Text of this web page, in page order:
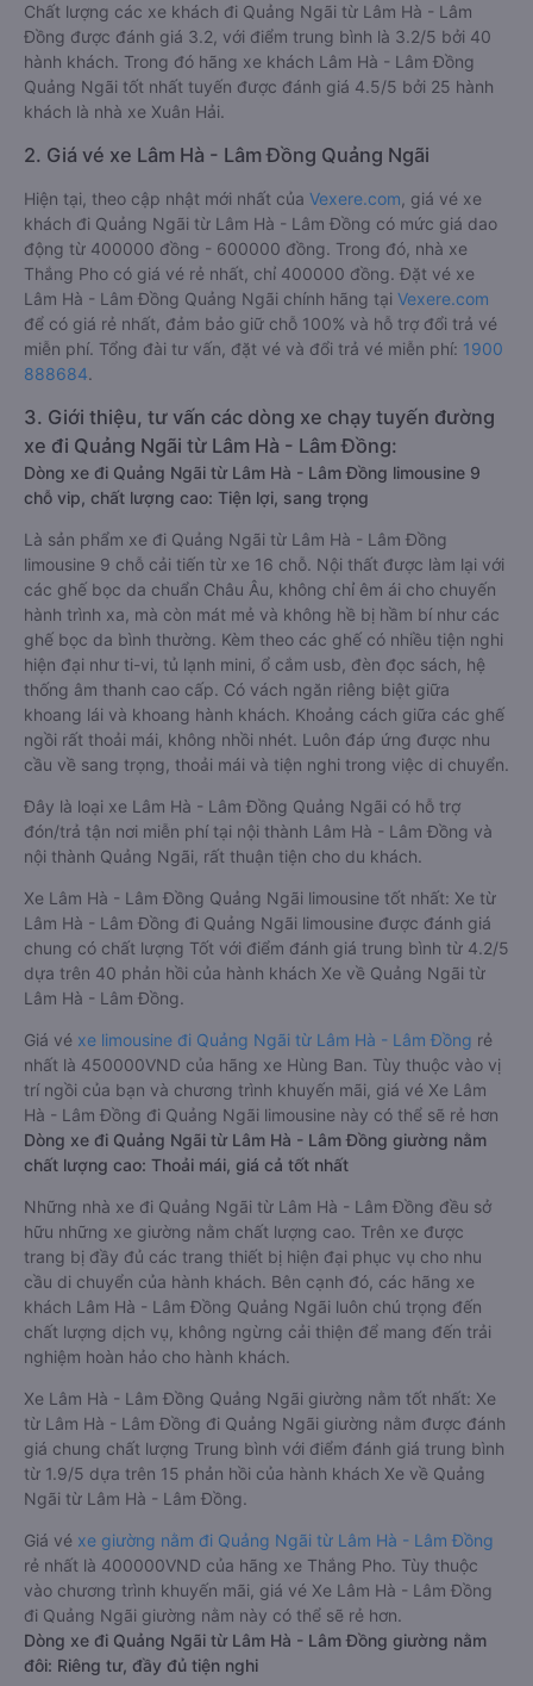
Chất lượng các xe khách đi Quảng Ngãi từ Lâm Hà - Lâm
Đồng được đánh giá 3.2, với điểm trung bình là 3.2/5 bởi 40
hành khách. Trong đó hãng xe khách Lâm Hà - Lâm Đồng
Quảng Ngãi tốt nhất tuyến được đánh giá 4.5/5 bởi 25 hành
khách là nhà xe Xuân Hải.
2. Giá vé xe Lâm Hà - Lâm Đồng Quảng Ngãi
Hiện tại, theo cập nhật mới nhất của Vexere.com , giá vé xe
khách đi Quảng Ngãi từ Lâm Hà - Lâm Đồng có mức giá dao
động từ 400000 đồng - 600000 đồng. Trong đó, nhà xe
Thắng Pho có giá vé rẻ nhất, chỉ 400000 đồng. Đặt vé xe
Lâm Hà - Lâm Đồng Quảng Ngãi chính hãng tại Vexere.com
để có giá rẻ nhất, đảm bảo giữ chỗ 100% và hỗ trợ đổi trả vé
miễn phí. Tổng đài tư vấn, đặt vé và đổi trả vé miễn phí: 1900
888684.
3. Giới thiệu, tư vấn các dòng xe chạy tuyến đường
xe đi Quảng Ngãi từ Lâm Hà - Lâm Đồng:
Dòng xe đi Quảng Ngãi từ Lâm Hà - Lâm Đồng limousine 9
chỗ vip, chất lượng cao: Tiện lợi, sang trọng
Là sản phẩm xe đi Quảng Ngãi từ Lâm Hà - Lâm Đồng
limousine 9 chỗ cải tiến từ xe 16 chỗ. Nội thất được làm lại với
các ghế bọc da chuẩn Châu Âu, không chỉ êm ái cho chuyến
hành trình xa, mà còn mát mẻ và không hề bị hầm bí như các
ghế bọc da bình thường. Kèm theo các ghế có nhiều tiện nghi
hiện đại như ti-vi, tủ lạnh mini, ổ cắm usb, đèn đọc sách, hệ
thống âm thanh cao cấp. Có vách ngăn riêng biệt giữa
khoang lái và khoang hành khách. Khoảng cách giữa các ghế
ngồi rất thoải mái, không nhồi nhét. Luôn đáp ứng được nhu
cầu về sang trọng, thoải mái và tiện nghi trong việc di chuyển.
Đây là loại xe Lâm Hà - Lâm Đồng Quảng Ngãi có hỗ trợ
đón/trả tận nơi miễn phí tại nội thành Lâm Hà - Lâm Đồng và
nội thành Quảng Ngãi, rất thuận tiện cho du khách.
Xe Lâm Hà - Lâm Đồng Quảng Ngãi limousine tốt nhất: Xe từ
Lâm Hà - Lâm Đồng đi Quảng Ngãi limousine được đánh giá
chung có chất lượng Tốt với điểm đánh giá trung bình từ 4.2/5
dựa trên 40 phản hồi của hành khách Xe về Quảng Ngãi từ
Lâm Hà - Lâm Đồng.
Giá vé xe limousine đi Quảng Ngãi từ Lâm Hà - Lâm Đồng rẻ
nhất là 450000VND của hãng xe Hùng Ban. Tùy thuộc vào vị
trí ngồi của bạn và chương trình khuyến mãi, giá vé Xe Lâm
Hà - Lâm Đồng đi Quảng Ngãi limousine này có thể sẽ rẻ hơn
Dòng xe đi Quảng Ngãi từ Lâm Hà - Lâm Đồng giường nằm
chất lượng cao: Thoải mái, giá cả tốt nhất
Những nhà xe đi Quảng Ngãi từ Lâm Hà - Lâm Đồng đều sở
hữu những xe giường nằm chất lượng cao. Trên xe được
trang bị đầy đủ các trang thiết bị hiện đại phục vụ cho nhu
cầu di chuyển của hành khách. Bên cạnh đó, các hãng xe
khách Lâm Hà - Lâm Đồng Quảng Ngãi luôn chú trọng đến
chất lượng dịch vụ, không ngừng cải thiện để mang đến trải
nghiệm hoàn hảo cho hành khách.
Xe Lâm Hà - Lâm Đồng Quảng Ngãi giường nằm tốt nhất: Xe
từ Lâm Hà - Lâm Đồng đi Quảng Ngãi giường nằm được đánh
giá chung chất lượng Trung bình với điểm đánh giá trung bình
từ 1.9/5 dựa trên 15 phản hồi của hành khách Xe về Quảng
Ngãi từ Lâm Hà - Lâm Đồng.
Giá vé xe giường nằm đi Quảng Ngãi từ Lâm Hà - Lâm Đồng
rẻ nhất là 400000VND của hãng xe Thắng Pho. Tùy thuộc
vào chương trình khuyến mãi, giá vé Xe Lâm Hà - Lâm Đồng
đi Quảng Ngãi giường nằm này có thể sẽ rẻ hơn.
Dòng xe đi Quảng Ngãi từ Lâm Hà - Lâm Đồng giường nằm
đôi: Riêng tư, đầy đủ tiện nghi